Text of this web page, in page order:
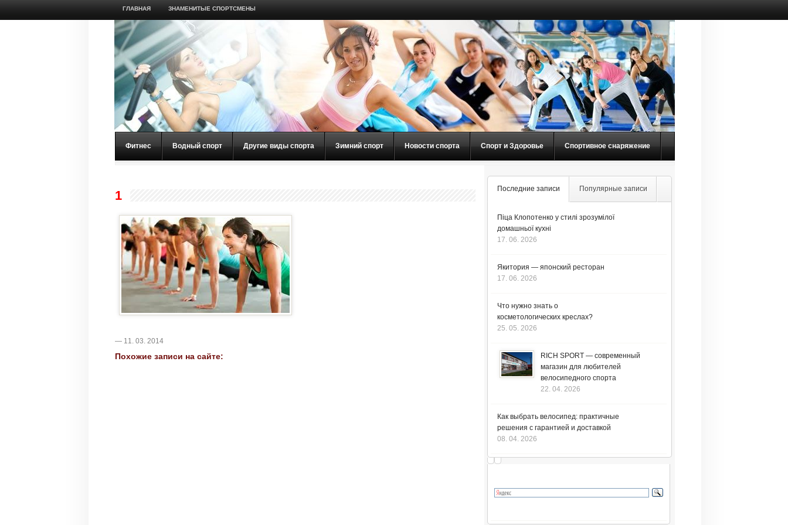
ГЛАВНАЯ ЗНАМЕНИТЫЕ СПОРТСМЕНЫ
Фитнес Водный спорт Другие виды спорта Зимний спорт Новости спорта Спорт и Здоровье Спортивное снаряжение
1
— 11. 03. 2014
Похожие записи на сайте:
Последние записи Популярные записи
Піца Клопотенко у стилі зрозумілої
домашньої кухні
17. 06. 2026
Якитория — японский ресторан
17. 06. 2026
Что нужно знать о
косметологических креслах?
25. 05. 2026
RICH SPORT — современный
магазин для любителей
велосипедного спорта
22. 04. 2026
Как выбрать велосипед: практичные
решения с гарантией и доставкой
08. 04. 2026